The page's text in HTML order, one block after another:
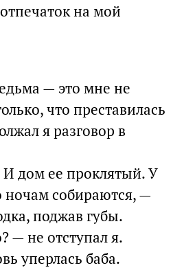
на мой
— это мне не
что преставилась
я разговор в
дом ее проклятый. У
ночам собираются, —
поджав губы.
— не отступал я.
уперлась баба.